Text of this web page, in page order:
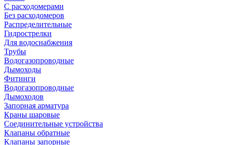
С расходомерами
Без расходомеров
Распределительные
Гидрострелки
Для водоснабжения
Трубы
Водогазопроводные
Дымоходы
Фитинги
Водогазопроводные
Дымоходов
Запорная арматура
Краны шаровые
Соединительные устройства
Клапаны обратные
Клапаны запорные